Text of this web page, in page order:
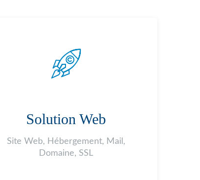
Solution Web
Site Web, Hébergement, Mail,
Domaine, SSL